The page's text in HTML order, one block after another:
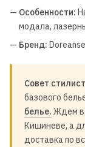
— Особенности:
модала,
— Бренд:
Совет
базового
белье. Ждем
Кишиневе, а
доставка по